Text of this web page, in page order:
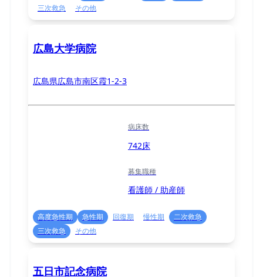
三次救急 その他
広島大学病院
広島県広島市南区霞1-2-3
病床数
742床
募集職種
看護師 / 助産師
高度急性期 急性期 回復期 慢性期
二次救急
三次救急
その他
五日市記念病院